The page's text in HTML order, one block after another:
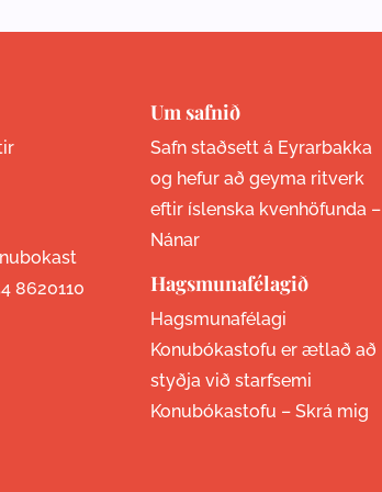
8620110
Um safnið
Safn staðsett á Eyrarbakka
og hefur að geyma ritverk
eftir íslenska kvenhöfunda –
Nánar
Hagsmunafélagið
Hagsmunafélagi
Konubókastofu er ætlað að
styðja við starfsemi
Konubókastofu – Skrá mig